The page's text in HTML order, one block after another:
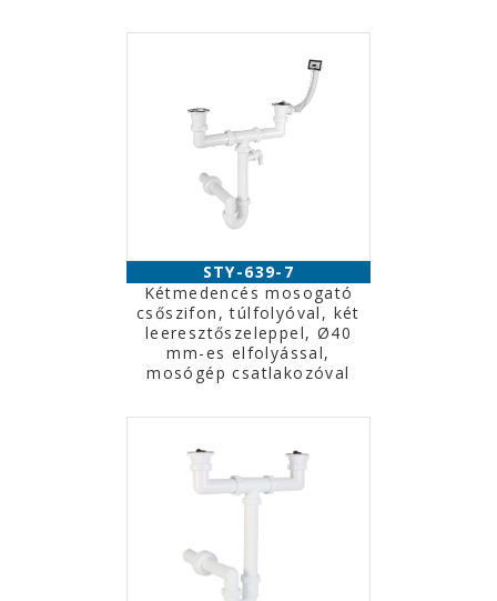
STY-639-7
Kétmedencés mosogató
csőszifon, túlfolyóval, két
leeresztőszeleppel, Ø40
mm-es elfolyással,
mosógép csatlakozóval